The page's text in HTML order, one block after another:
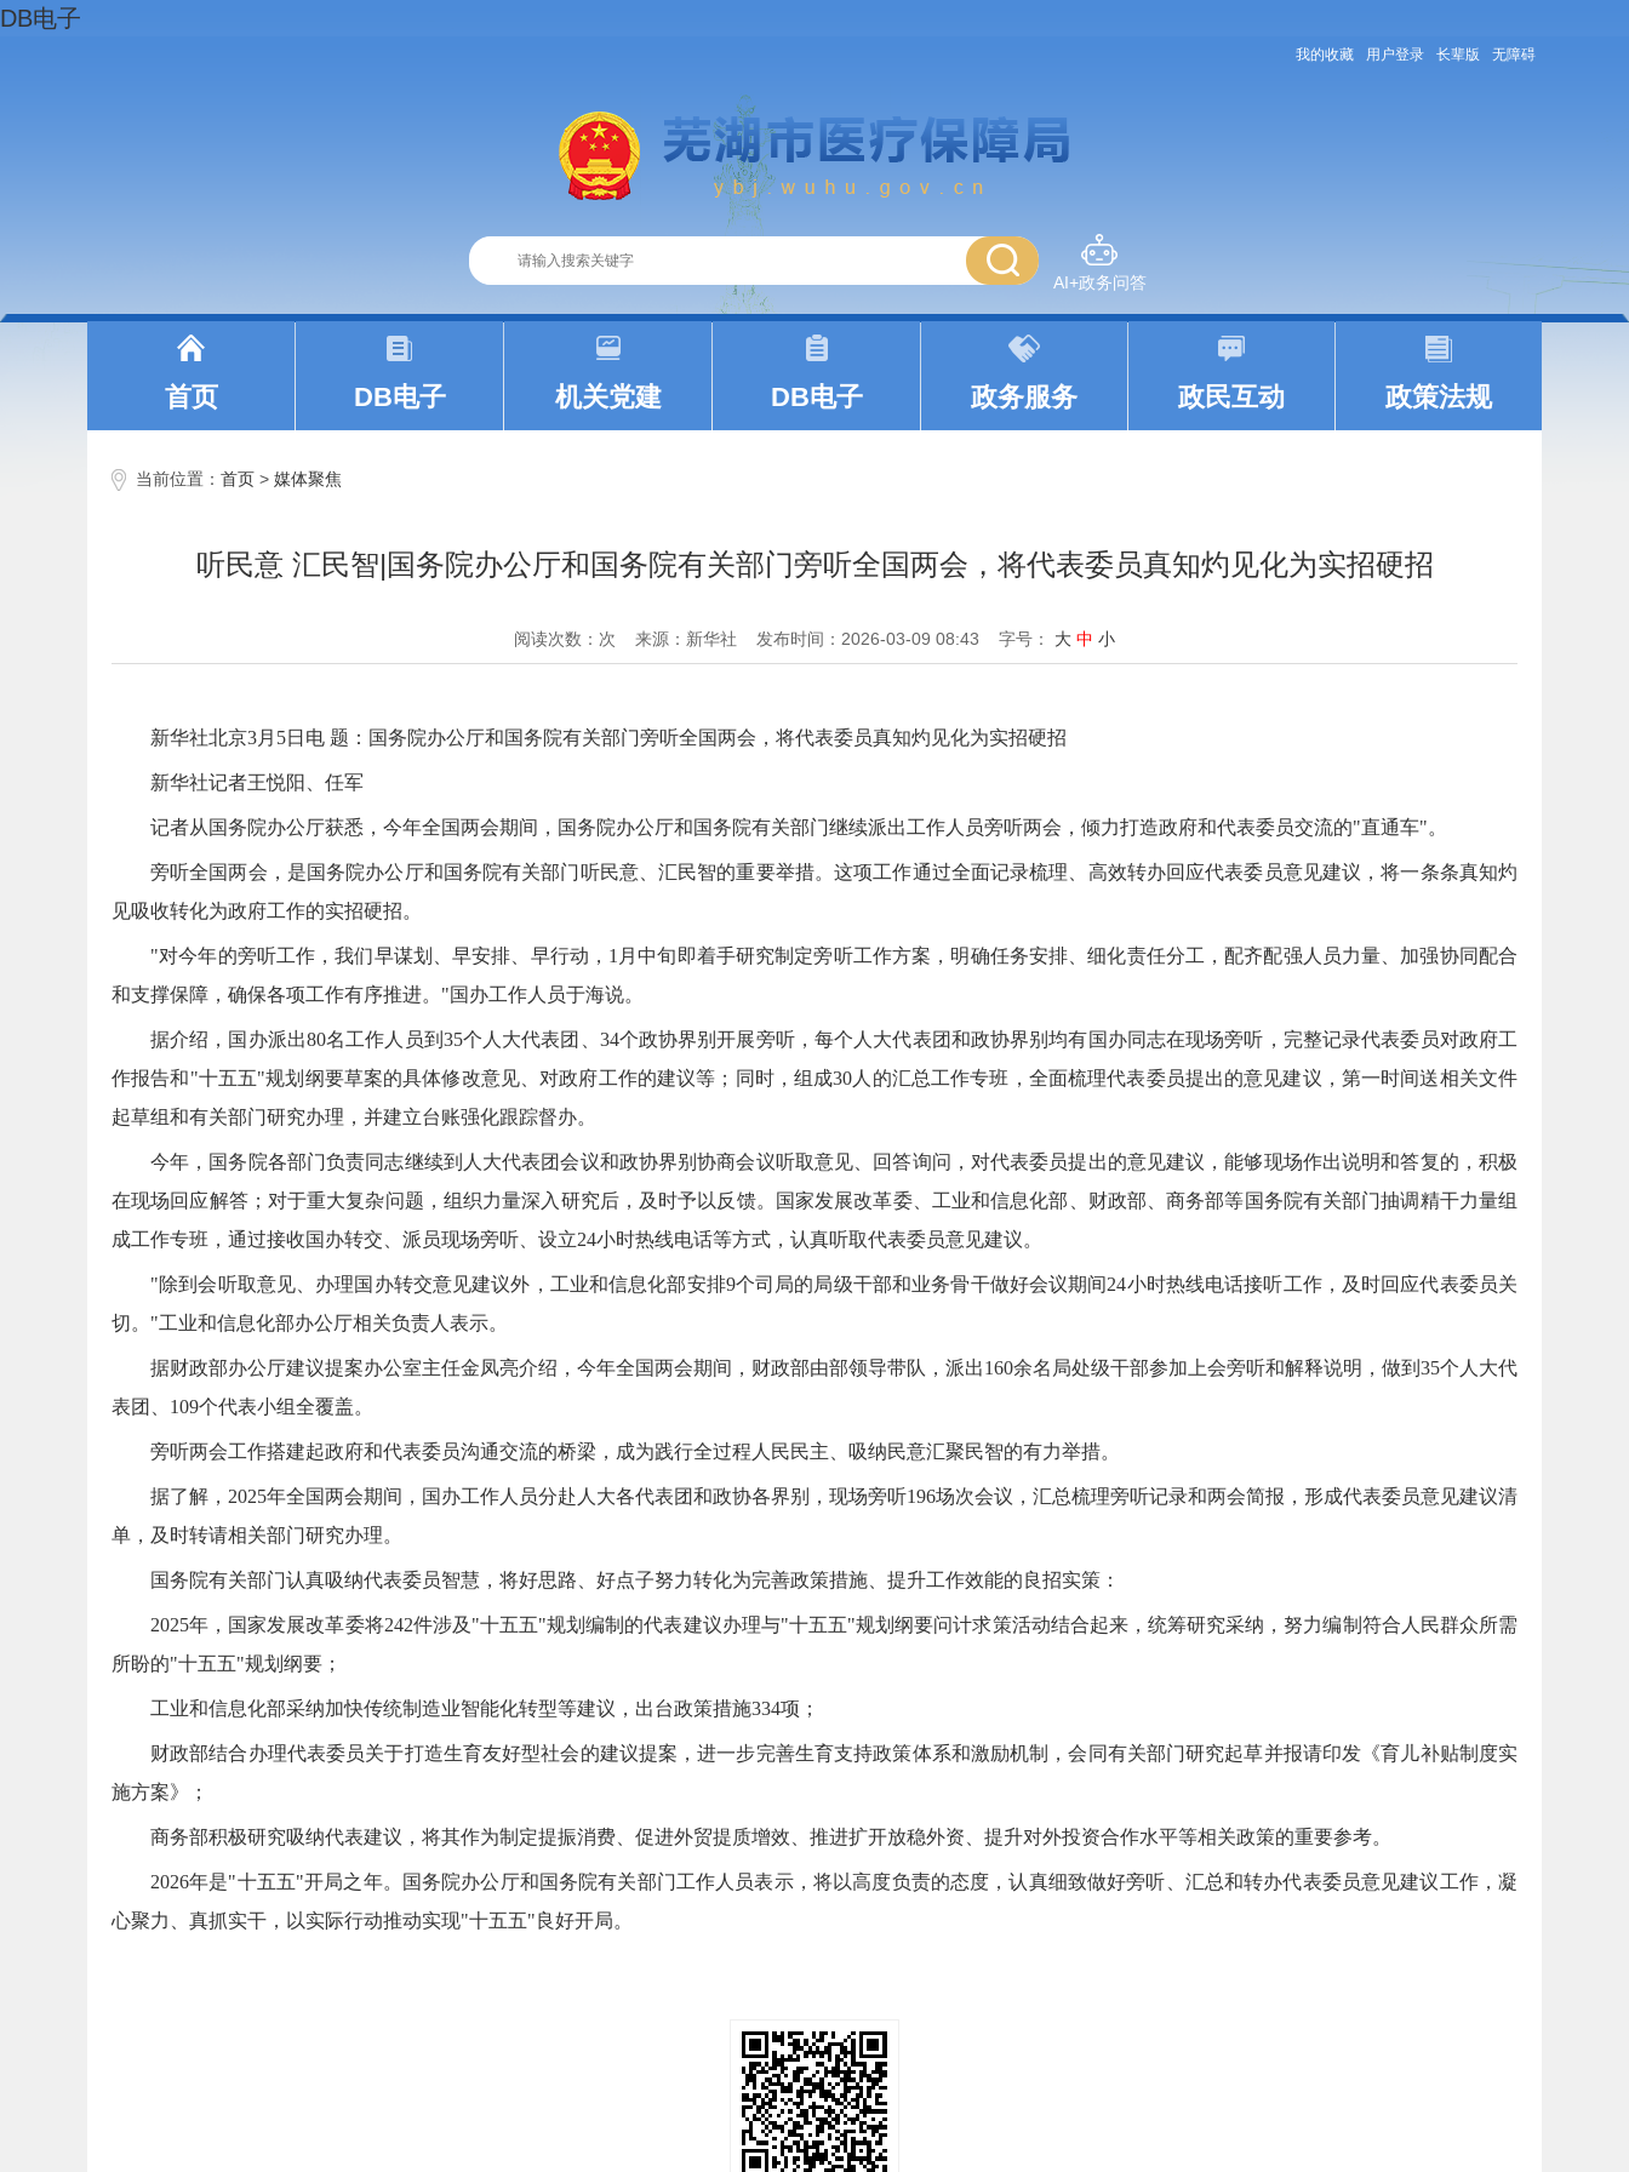
DB电子
我的收藏 用户登录 长辈版 无障碍
AI+政务问答
首页 DB电子 机关党建 DB电子 政务服务 政民互动 政策法规
当前位置： 首页 > 媒体聚焦
听民意 汇民智|国务院办公厅和国务院有关部门旁听全国两会，将代表委员真知灼见化为实招硬招
阅读次数：次 来源：新华社 发布时间：2026-03-09 08:43 字号： 大 中 小
新华社北京3月5日电 题：国务院办公厅和国务院有关部门旁听全国两会，将代表委员真知灼见化为实招硬招
新华社记者王悦阳、任军
记者从国务院办公厅获悉，今年全国两会期间，国务院办公厅和国务院有关部门继续派出工作人员旁听两会，倾力打造政府和代表委员交流的"直通车"。
旁听全国两会，是国务院办公厅和国务院有关部门听民意、汇民智的重要举措。这项工作通过全面记录梳理、高效转办回应代表委员意见建议，将一条条真知灼
见吸收转化为政府工作的实招硬招。
"对今年的旁听工作，我们早谋划、早安排、早行动，1月中旬即着手研究制定旁听工作方案，明确任务安排、细化责任分工，配齐配强人员力量、加强协同配合
和支撑保障，确保各项工作有序推进。"国办工作人员于海说。
据介绍，国办派出80名工作人员到35个人大代表团、34个政协界别开展旁听，每个人大代表团和政协界别均有国办同志在现场旁听，完整记录代表委员对政府工
作报告和"十五五"规划纲要草案的具体修改意见、对政府工作的建议等；同时，组成30人的汇总工作专班，全面梳理代表委员提出的意见建议，第一时间送相关文件
起草组和有关部门研究办理，并建立台账强化跟踪督办。
今年，国务院各部门负责同志继续到人大代表团会议和政协界别协商会议听取意见、回答询问，对代表委员提出的意见建议，能够现场作出说明和答复的，积极
在现场回应解答；对于重大复杂问题，组织力量深入研究后，及时予以反馈。国家发展改革委、工业和信息化部、财政部、商务部等国务院有关部门抽调精干力量组
成工作专班，通过接收国办转交、派员现场旁听、设立24小时热线电话等方式，认真听取代表委员意见建议。
"除到会听取意见、办理国办转交意见建议外，工业和信息化部安排9个司局的局级干部和业务骨干做好会议期间24小时热线电话接听工作，及时回应代表委员关
切。"工业和信息化部办公厅相关负责人表示。
据财政部办公厅建议提案办公室主任金凤亮介绍，今年全国两会期间，财政部由部领导带队，派出160余名局处级干部参加上会旁听和解释说明，做到35个人大代
表团、109个代表小组全覆盖。
旁听两会工作搭建起政府和代表委员沟通交流的桥梁，成为践行全过程人民民主、吸纳民意汇聚民智的有力举措。
据了解，2025年全国两会期间，国办工作人员分赴人大各代表团和政协各界别，现场旁听196场次会议，汇总梳理旁听记录和两会简报，形成代表委员意见建议清
单，及时转请相关部门研究办理。
国务院有关部门认真吸纳代表委员智慧，将好思路、好点子努力转化为完善政策措施、提升工作效能的良招实策：
2025年，国家发展改革委将242件涉及"十五五"规划编制的代表建议办理与"十五五"规划纲要问计求策活动结合起来，统筹研究采纳，努力编制符合人民群众所需
所盼的"十五五"规划纲要；
工业和信息化部采纳加快传统制造业智能化转型等建议，出台政策措施334项；
财政部结合办理代表委员关于打造生育友好型社会的建议提案，进一步完善生育支持政策体系和激励机制，会同有关部门研究起草并报请印发《育儿补贴制度实
施方案》；
商务部积极研究吸纳代表建议，将其作为制定提振消费、促进外贸提质增效、推进扩开放稳外资、提升对外投资合作水平等相关政策的重要参考。
2026年是"十五五"开局之年。国务院办公厅和国务院有关部门工作人员表示，将以高度负责的态度，认真细致做好旁听、汇总和转办代表委员意见建议工作，凝
心聚力、真抓实干，以实际行动推动实现"十五五"良好开局。